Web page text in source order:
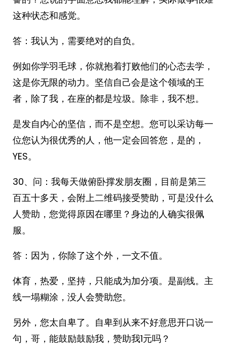
这种状态和感觉。
答：我认为，需要绝对的自负。
例如你学羽毛球，你就抱着打败他们的心态去学，
这是你无限的动力。坚信自己会是这个领域的王
者，除了我，在座的都是垃圾。除非，我不想。
是发自内心的坚信，而不是空想。您可以采访每一
位您认为很优秀的人，他一定会回答您，是的，
YES。
30、问：我每天做俯卧撑发朋友圈，目前是第三
百五十多天，会附上二维码接受赞助，可是没什么
人赞助，您觉得原因在哪里？身边的人确实很佩
服。
答：因为，你除了这个外，一文不值。
体育，热爱，坚持，只能成为加分项。是副线。主
线一塌糊涂，没人会赞助您。
另外，您太自卑了。自卑到从来不好意思开口说一
句，哥，能鼓励鼓励我，赞助我1元吗？